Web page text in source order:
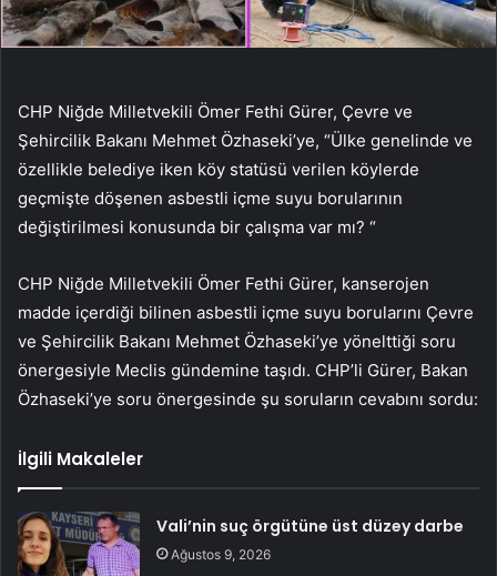
CHP Niğde Milletvekili Ömer Fethi Gürer, Çevre ve
Şehircilik Bakanı Mehmet Özhaseki’ye, “Ülke genelinde ve
özellikle belediye iken köy statüsü verilen köylerde
geçmişte döşenen asbestli içme suyu borularının
değiştirilmesi konusunda bir çalışma var mı? “
CHP Niğde Milletvekili Ömer Fethi Gürer, kanserojen
madde içerdiği bilinen asbestli içme suyu borularını Çevre
ve Şehircilik Bakanı Mehmet Özhaseki’ye yönelttiği soru
önergesiyle Meclis gündemine taşıdı. CHP’li Gürer, Bakan
Özhaseki’ye soru önergesinde şu soruların cevabını sordu:
İlgili Makaleler
Vali’nin suç örgütüne üst düzey darbe
Ağustos 9, 2026